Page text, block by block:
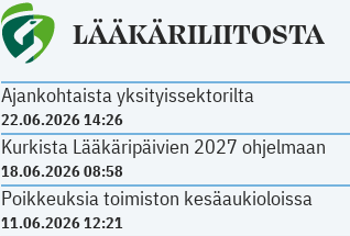
LÄÄKÄRILIITOSTA
Ajankohtaista yksityissektorilta
22.06.2026 14:26
Kurkista Lääkäripäivien 2027 ohjelmaan
18.06.2026 08:58
Poikkeuksia toimiston kesäaukioloissa
11.06.2026 12:21